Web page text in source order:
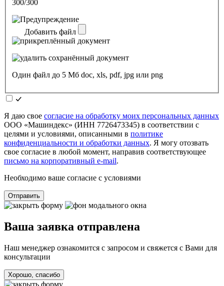
300/300
Добавить файл
Один файл до 5 Мб doc, xls, pdf, jpg или png
Я даю свое согласие на обработку моих персональных данных
ООО «Машиндекс» (ИНН 7726473345) в соответствии с
целями и условиями, описанными в политике
конфиденциальности и обработки данных. Я могу отозвать
свое согласие в любой момент, направив соответствующее
письмо на корпоративный e-mail.
Необходимо ваше согласие с условиями
Отправить
Ваша заявка отправлена
Наш менеджер ознакомится с запросом и свяжется с Вами для
консультации
Хорошо, спасибо